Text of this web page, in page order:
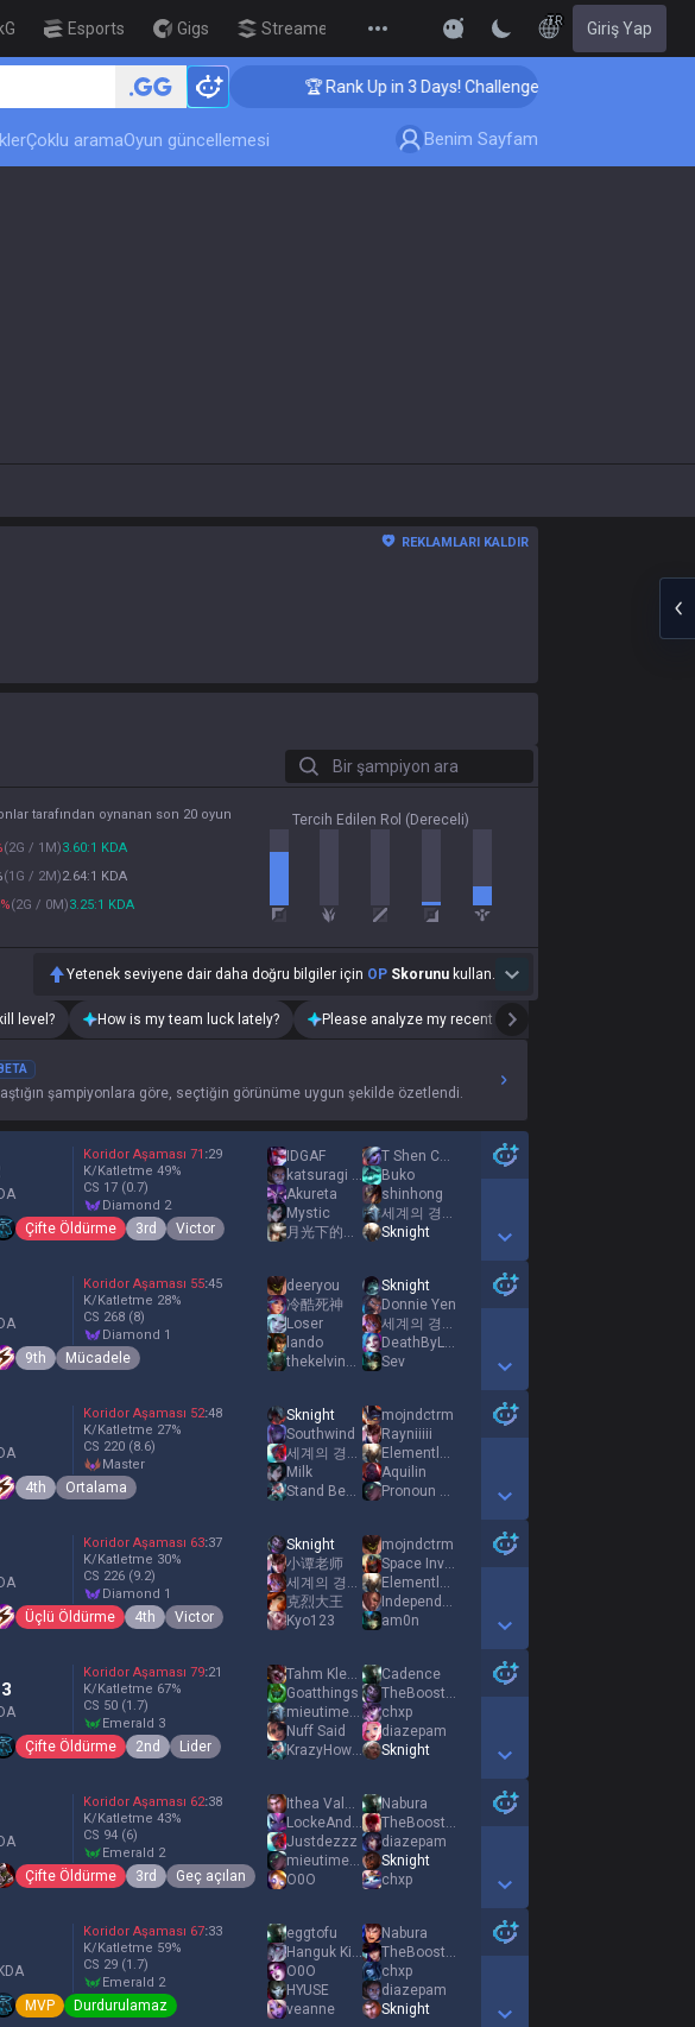
Esports Gigs Streamer Overlay TR Giriş Yap
🏆 Rank Up in 3 Days! Challenger Coaching
Çoklu aramaOyun güncellemesi Benim Sayfam
REKLAMLARI KALDIR
Bir şampiyon ara
tarafından oynanan son 20 oyun
(2G / 1M)3.60:1 KDA
(1G / 2M)2.64:1 KDA
%(2G / 0M)3.25:1 KDA
Tercih Edilen Rol (Dereceli)
Yetenek seviyene dair daha doğru bilgiler için OP Skorunu kullan.
level? How is my team luck lately? Please analyze my recent playstyle.
BETA
şampiyonlara göre, seçtiğin görünüme uygun şekilde özetlendi.
Koridor Aşaması 71 :29
K/Katletme 49%
CS 17 (0.7)
diamond 2
Çifte Öldürme 3rd Victor
IDGAF
katsuragi ace
Akureta
Mystic
月光下的温柔
T Shen Cell Mate
Buko
shinhong
세계의 경계에 선 마녀
Sknight
Show More Detail Games
Koridor Aşaması 55:45
K/Katletme 28%
CS 268 (8)
diamond 1
9th Mücadele
deeryou
冷酷死神
Loser
lando
thekelvinat0r
Sknight
Donnie Yen
세계의 경계에 선 마녀
DeathByLlama
Sev
Show More Detail Games
Koridor Aşaması 52:48
K/Katletme 27%
CS 220 (8.6)
master
4th Ortalama
Sknight
Southwind
세계의 경계에 선 마녀
Milk
Stand Behind Me
mojndctrm
Rayniiiii
Elementlove
Aquilin
Pronoun Pete
Show More Detail Games
Koridor Aşaması 63:37
K/Katletme 30%
CS 226 (9.2)
diamond 1
Üçlü Öldürme 4th Victor
Sknight
小谭老师
세계의 경계에 선 마녀
克烈大王
Kyo123
mojndctrm
Space Invader
Elementlove
IndependantWoman
am0n
Show More Detail Games
Koridor Aşaması 79:21
K/Katletme 67%
CS 50 (1.7)
emerald 3
Çifte Öldürme 2nd Lider
Tahm Klenched
Goatthings
mieutimes2
Nuff Said
KrazyHowler
Cadence
TheBoostedAnimal
chxp
diazepam
Sknight
Show More Detail Games
Koridor Aşaması 62:38
K/Katletme 43%
CS 94 (6)
emerald 2
Çifte Öldürme 3rd Geç açılan
Ithea Valgulious
LockeAndQi
Justdezzz
mieutimes2
O0O
Nabura
TheBoostedAnimal
diazepam
Sknight
chxp
Show More Detail Games
Koridor Aşaması 67:33
K/Katletme 59%
CS 29 (1.7)
emerald 2
MVP Durdurulamaz
eggtofu
Hanguk Kimbap
O0O
HYUSE
veanne
Nabura
TheBoostedAnimal
chxp
diazepam
Sknight